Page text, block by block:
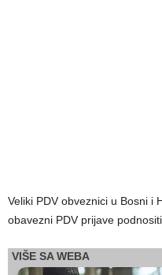
Veliki PDV obveznici u Bosni i
obavezni PDV prijave